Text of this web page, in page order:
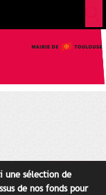
une sélection de
de nos fonds pour